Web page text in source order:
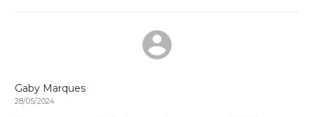
Gaby Marques
28/05/2024